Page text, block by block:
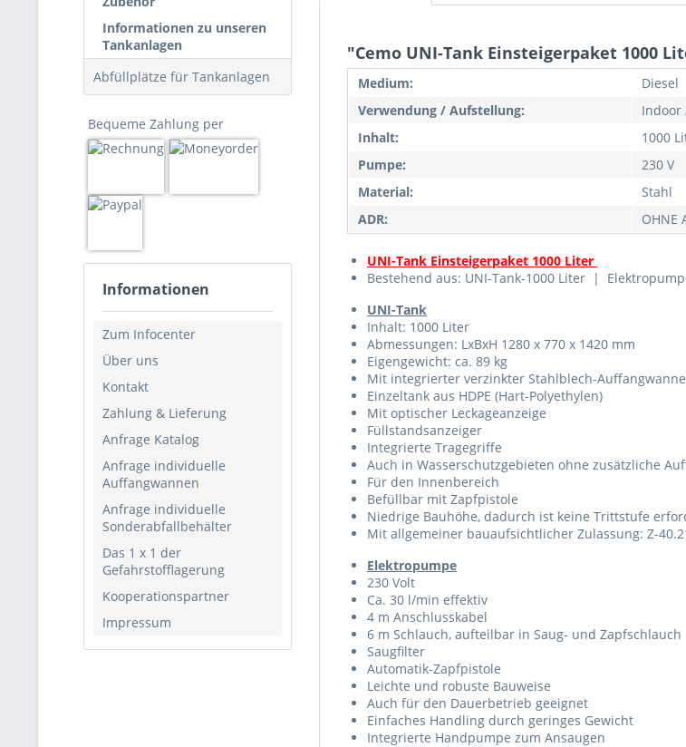
Informationen zu unseren
Tankanlagen
Abfüllplätze für Tankanlagen
Bequeme Zahlung per
Informationen
Zum Infocenter
Über uns
Kontakt
Zahlung & Lieferung
Anfrage Katalog
Anfrage individuelle
Auffangwannen
Anfrage individuelle
Sonderabfallbehälter
Das 1 x 1 der
Gefahrstofflagerung
Kooperationspartner
Impressum
"Cemo UNI-Tank Einsteigerpaket 1000
Medium:
Diesel
Verwendung / Aufstellung:
Indoor
Inhalt:
1000
Pumpe:
230 V
Material:
Stahl
ADR:
OHNE
UNI-Tank Einsteigerpaket 1000 Liter
Bestehend aus: UNI-Tank-1000 Liter |
UNI-Tank
Inhalt: 1000 Liter
Abmessungen: LxBxH 1280 x 770 x 1420 mm
Eigengewicht: ca. 89 kg
Mit integrierter verzinkter Stahlblech-
Einzeltank aus HDPE (Hart-Polyethylen)
Mit optischer Leckageanzeige
Füllstandsanzeiger
Integrierte Tragegriffe
Auch in Wasserschutzgebieten ohne zusätzliche
Für den Innenbereich
Befüllbar mit Zapfpistole
Niedrige Bauhöhe, dadurch ist keine Trittstufe
Mit allgemeiner bauaufsichtlicher Zulassung: Z-
Elektropumpe
230 Volt
Ca. 30 l/min effektiv
4 m Anschlusskabel
6 m Schlauch, aufteilbar in Saug- und Zapfschlauch
Saugfilter
Automatik-Zapfpistole
Leichte und robuste Bauweise
Auch für den Dauerbetrieb geeignet
Einfaches Handling durch geringes Gewicht
Integrierte Handpumpe zum Ansaugen